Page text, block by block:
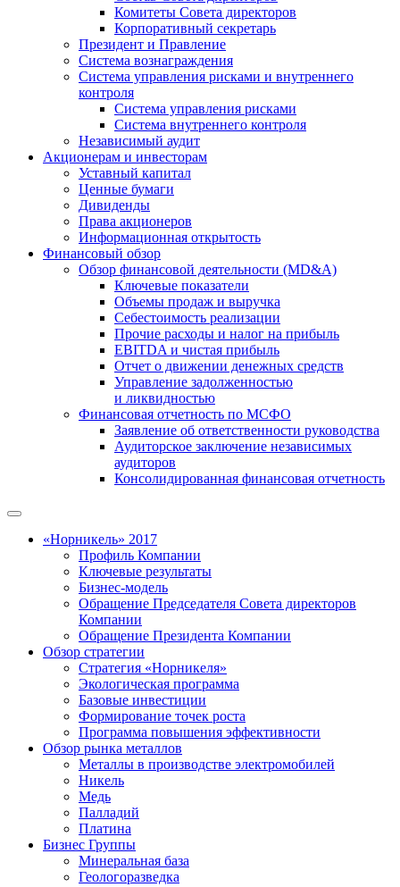
Комитеты Совета директоров
Корпоративный секретарь
Президент и Правление
Система вознаграждения
Система управления рисками и внутреннего
контроля
Система управления рисками
Система внутреннего контроля
Независимый аудит
Акционерам и инвесторам
Уставный капитал
Ценные бумаги
Дивиденды
Права акционеров
Информационная открытость
Финансовый обзор
Обзор финансовой деятельности (MD&A)
Ключевые показатели
Объемы продаж и выручка
Себестоимость реализации
Прочие расходы и налог на прибыль
EBITDA и чистая прибыль
Отчет о движении денежных средств
Управление задолженностью
и ликвидностью
Финансовая отчетность по МСФО
Заявление об ответственности руководства
Аудиторское заключение независимых
аудиторов
Консолидированная финансовая отчетность
«Норникель» 2017
Профиль Компании
Ключевые результаты
Бизнес-модель
Обращение Председателя Совета директоров
Компании
Обращение Президента Компании
Обзор стратегии
Стратегия «Норникеля»
Экологическая программа
Базовые инвестиции
Формирование точек роста
Программа повышения эффективности
Обзор рынка металлов
Металлы в производстве электромобилей
Никель
Медь
Палладий
Платина
Бизнес Группы
Минеральная база
Геологоразведка